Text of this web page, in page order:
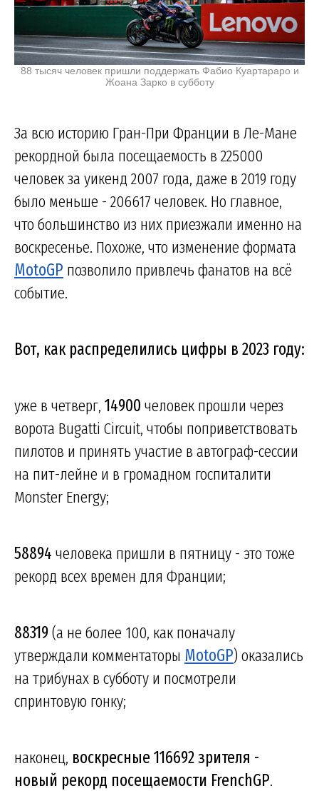
88 тысяч человек пришли поддержать Фабио Куартараро и
Жоана Зарко в субботу
За всю историю Гран-При Франции в Ле-Мане
рекордной была посещаемость в 225000
человек за уикенд 2007 года, даже в 2019 году
было меньше - 206617 человек. Но главное,
что большинство из них приезжали именно на
воскресенье. Похоже, что изменение формата
MotoGP позволило привлечь фанатов на всё
событие.
Вот, как распределились цифры в 2023 году:
уже в четверг, 14900 человек прошли через
ворота Bugatti Circuit, чтобы поприветствовать
пилотов и принять участие в автограф-сессии
на пит-лейне и в громадном госпиталити
Monster Energy;
58894 человека пришли в пятницу - это тоже
рекорд всех времен для Франции;
88319(а не более 100, как поначалу
утверждали комментаторы MotoGP) оказались
на трибунах в субботу и посмотрели
спринтовую гонку;
наконец, воскресные 116692 зрителя -
новый рекорд посещаемости FrenchGP.